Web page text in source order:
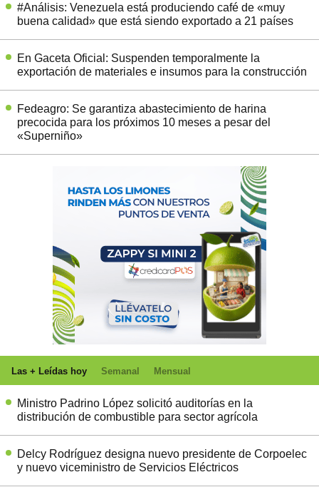
#Análisis: Venezuela está produciendo café de «muy
buena calidad» que está siendo exportado a 21 países
En Gaceta Oficial: Suspenden temporalmente la
exportación de materiales e insumos para la construcción
Fedeagro: Se garantiza abastecimiento de harina
precocida para los próximos 10 meses a pesar del
«Superniño»
Las + Leídas hoy Semanal Mensual
Ministro Padrino López solicitó auditorías en la
distribución de combustible para sector agrícola
Delcy Rodríguez designa nuevo presidente de Corpoelec
y nuevo viceministro de Servicios Eléctricos